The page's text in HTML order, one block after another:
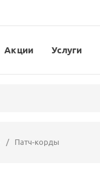
Акции Услуги
Патч-корды